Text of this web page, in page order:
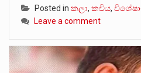
Posted in කලා, කවිය,
Leave a comment